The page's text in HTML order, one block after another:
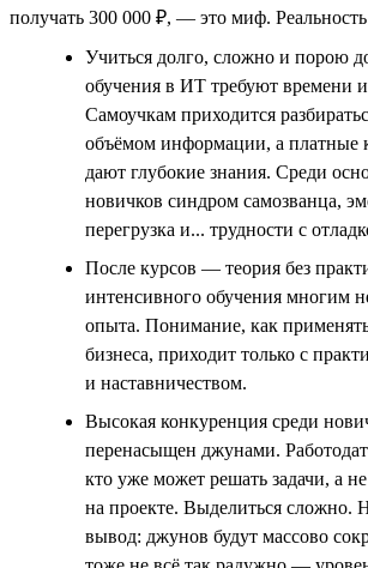
получать 300 000 ₽, — это миф. Реальность
Учиться долго, сложно и порою
обучения в ИТ требуют времени
Самоучкам приходится
объёмом информации, а платные
дают глубокие знания. Среди
новичков синдром самозванца,
перегрузка и... трудности с
После курсов — теория без
интенсивного обучения многим
опыта. Понимание, как применять
бизнеса, приходит только с
и наставничеством.
Высокая конкуренция среди
перенасыщен джунами.
кто уже может решать задачи, а
на проекте. Выделиться сложно.
вывод: джунов будут массово